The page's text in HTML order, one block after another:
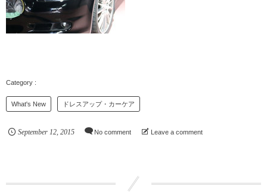
What's New ドレスアップ・カーケア
September 12, 2015 No comment Leave a comment